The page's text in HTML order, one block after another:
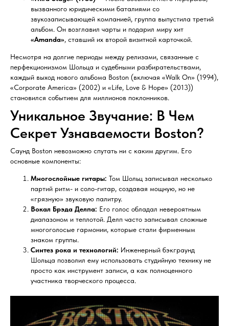
вызванного юридическими баталиями со
звукозаписывающей компанией, группа выпустила третий
альбом. Он возглавил чарты и подарил миру хит
«Amanda», ставший их второй визитной карточкой.
Несмотря на долгие периоды между релизами, связанные с
перфекционизмом Шольца и судебными разбирательствами,
каждый выход нового альбома Boston (включая «Walk On» (1994),
«Corporate America» (2002) и «Life, Love & Hope» (2013))
становился событием для миллионов поклонников.
Уникальное Звучание: В Чем
Секрет Узнаваемости Boston?
Саунд Boston невозможно спутать ни с каким другим. Его
основные компоненты:
Многослойные гитары: Том Шольц записывал несколько
партий ритм- и соло-гитар, создавая мощную, но не
«грязную» звуковую палитру.
Вокал Брэда Делпа: Его голос обладал невероятным
диапазоном и теплотой. Делп часто записывал сложные
многоголосые гармонии, которые стали фирменным
знаком группы.
Синтез рока и технологий: Инженерный бэкграунд
Шольца позволил ему использовать студийную технику не
просто как инструмент записи, а как полноценного
участника творческого процесса.